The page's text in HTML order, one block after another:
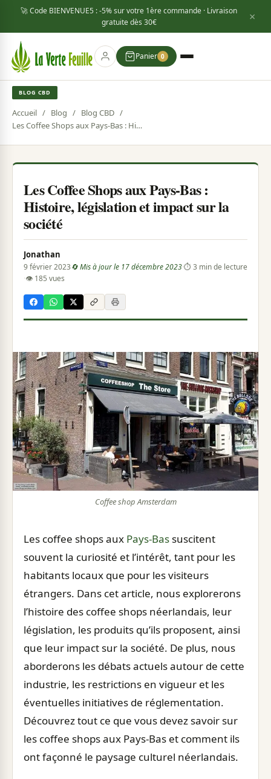
🚀 Code BIENVENUE5 : -5% sur votre 1ère commande · Livraison
gratuite dès 30€ ×
Panier 0
BLOG CBD
Accueil / Blog / Blog CBD /
Les Coffee Shops aux Pays-Bas : Histoire, législation et impact sur la société
Les Coffee Shops aux Pays-Bas :
Histoire, législation et impact sur la
société
Jonathan
9 février 2023🔄 Mis à jour le 17 décembre 2023·⏱ 3 min de lecture
·👁 185 vues
Coffee shop Amsterdam
Les coffee shops aux Pays-Bas suscitent
souvent la curiosité et l’intérêt, tant pour les
habitants locaux que pour les visiteurs
étrangers. Dans cet article, nous explorerons
l’histoire des coffee shops néerlandais, leur
législation, les produits qu’ils proposent, ainsi
que leur impact sur la société. De plus, nous
aborderons les débats actuels autour de cette
industrie, les restrictions en vigueur et les
éventuelles initiatives de réglementation.
Découvrez tout ce que vous devez savoir sur
les coffee shops aux Pays-Bas et comment ils
ont façonné le paysage culturel néerlandais.